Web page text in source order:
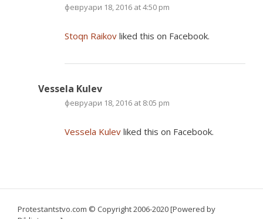
февруари 18, 2016 at 4:50 pm
Stoqn Raikov liked this on Facebook.
Vessela Kulev
февруари 18, 2016 at 8:05 pm
Vessela Kulev liked this on Facebook.
Protestantstvo.com © Copyright 2006-2020 [Powered by